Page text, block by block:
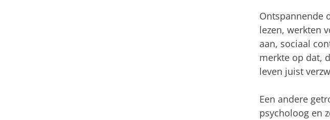
Ontspannende
lezen, werkten
aan, sociaal
merkte op dat,
leven juist
Een andere
psycholoog en